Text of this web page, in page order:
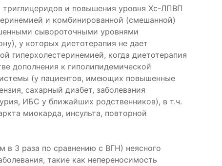
и повышения уровня Хс-ЛПВП
и комбинированной (смешанной)
сывороточными уровнями
у которых диетотерапия не дает
гиперхолестеринемией, когда диетотерапия
дополнения к гиполипидемической
(у пациентов, имеющих повышенные
сахарный диабет, заболевания
ИБС у ближайших родственников), в т.ч.
миокарда, инсульта, повторной
в 3 раза по сравнению с ВГН) неясного
такие как непереносимость